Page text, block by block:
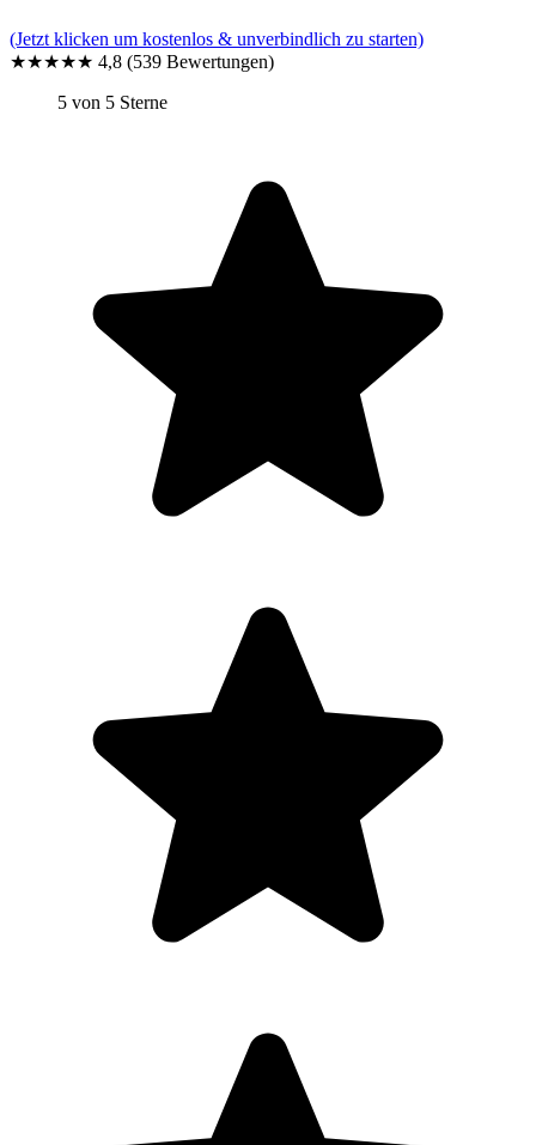
(Jetzt klicken um kostenlos & unverbindlich zu starten)
★★★★★ 4,8 (539 Bewertungen)
5 von 5 Sterne